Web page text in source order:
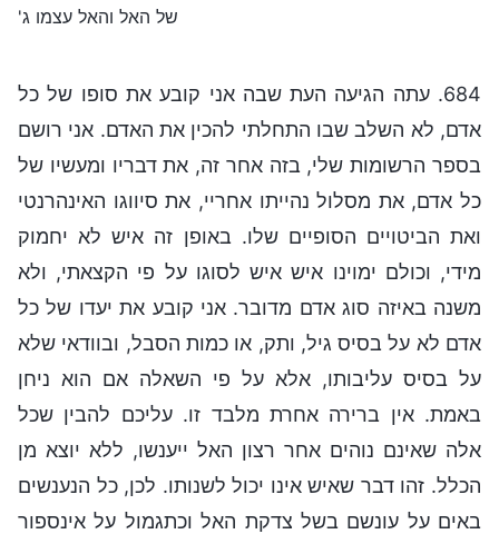
של האל והאל עצמו ג'
684. עתה הגיעה העת שבה אני קובע את סופו של כל
אדם, לא השלב שבו התחלתי להכין את האדם. אני רושם
בספר הרשומות שלי, בזה אחר זה, את דבריו ומעשיו של
כל אדם, את מסלול נהייתו אחריי, את סיווגו האינהרנטי
ואת הביטויים הסופיים שלו. באופן זה איש לא יחמוק
מידי, וכולם ימוינו איש איש לסוגו על פי הקצאתי, ולא
משנה באיזה סוג אדם מדובר. אני קובע את יעדו של כל
אדם לא על בסיס גיל, ותק, או כמות הסבל, ובוודאי שלא
על בסיס עליבותו, אלא על פי השאלה אם הוא ניחן
באמת. אין ברירה אחרת מלבד זו. עליכם להבין שכל
אלה שאינם נוהים אחר רצון האל ייענשו, ללא יוצא מן
הכלל. זהו דבר שאיש אינו יכול לשנותו. לכן, כל הנענשים
באים על עונשם בשל צדקת האל וכתגמול על אינספור